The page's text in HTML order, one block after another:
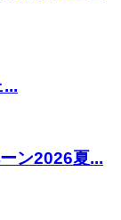
ン2026夏...